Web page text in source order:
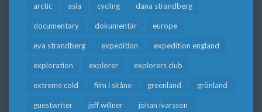
arctic asia cycling dana strandberg
documentary dokumentär europe
eva strandberg expedition expedition england
exploration explorer explorers club
extreme cold film i skåne greenland grönland
guestwriter jeff willner johan ivarsson